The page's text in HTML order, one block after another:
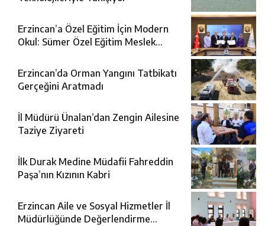
Erzincan’a Özel Eğitim İçin Modern
Okul: Sümer Özel Eğitim Meslek
Erzincan’da Orman Yangını Tatbikatı
Gerçeğini Aratmadı
İl Müdürü Ünalan’dan Zengin Ailesine
Taziye Ziyareti
İlk Durak Medine Müdafii Fahreddin
Paşa’nın Kızının Kabri
Erzincan Aile ve Sosyal Hizmetler İl
Müdürlüğünde Değerlendirme